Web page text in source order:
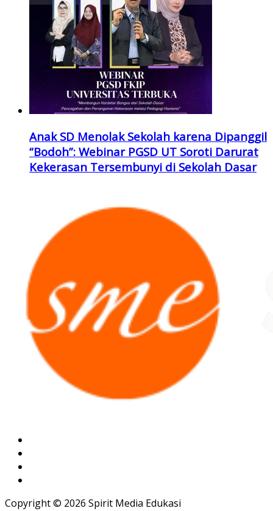
Anak SD Menolak Sekolah karena Dipanggil
“Bodoh”: Webinar PGSD UT Soroti Darurat
Kekerasan Tersembunyi di Sekolah Dasar
Copyright © 2026 Spirit Media Edukasi